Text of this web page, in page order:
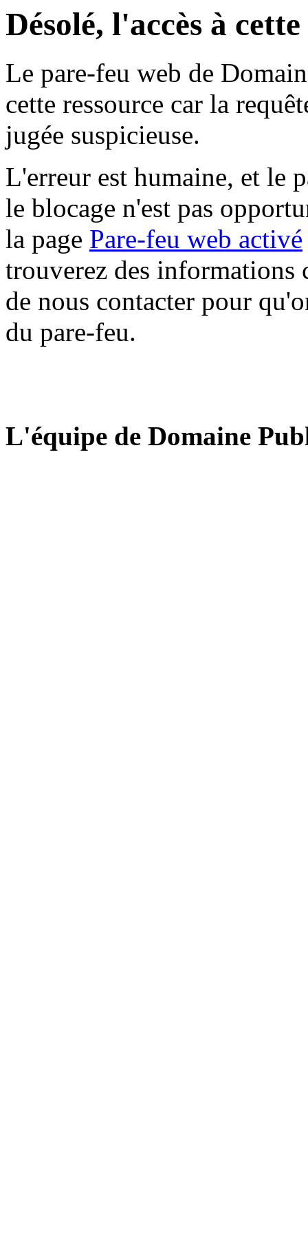
Désolé, l'accès à
Le pare-feu web de
cette ressource car la
jugée suspicieuse.
L'erreur est humaine, et le
le blocage n'est pas
la page Pare-feu web activé
trouverez des informations
de nous contacter pour
du pare-feu.
L'équipe de Domaine